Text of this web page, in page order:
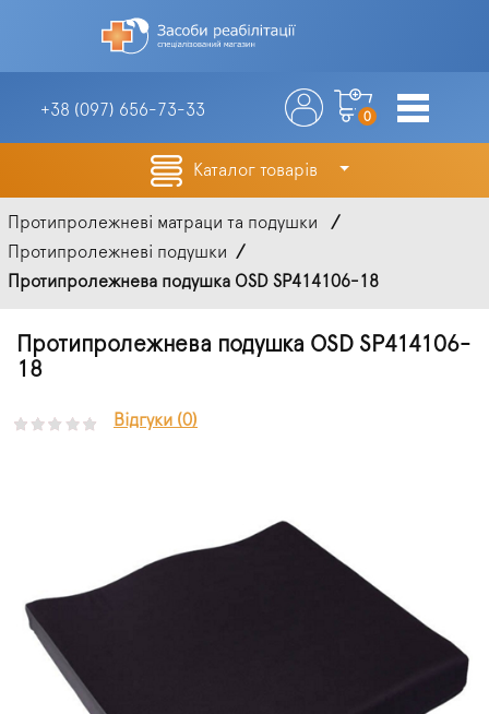
+38 (097) 656-73-33 0
Каталог товарів
Протипролежневі матраци та подушки
Протипролежневі подушки
Протипролежнева подушка OSD SP414106-18
Протипролежнева подушка OSD SP414106-
18
Відгуки (0)